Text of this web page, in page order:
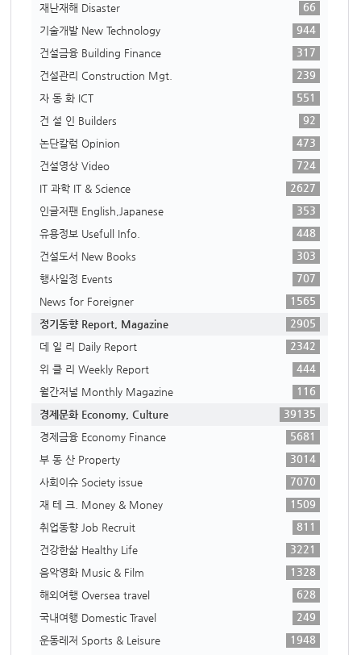
재난재해 Disaster
66
기술개발 New Technology
944
건설금융 Building Finance
317
건설관리 Construction Mgt.
239
자 동 화 ICT
551
건 설 인 Builders
92
논단칼럼 Opinion
473
건설영상 Video
724
IT 과학 IT & Science
2627
인글저팬 English,Japanese
353
유용정보 Usefull Info.
448
건설도서 New Books
303
행사일정 Events
707
News for Foreigner
1565
정기동향 Report, Magazine
2905
데 일 리 Daily Report
2342
위 클 리 Weekly Report
444
월간저널 Monthly Magazine
116
경제문화 Economy, Culture
39135
경제금융 Economy Finance
5681
부 동 산 Property
3014
사회이슈 Society issue
7070
재 테 크. Money & Money
1509
취업동향 Job Recruit
811
건강한삶 Healthy Life
3221
음악영화 Music & Film
1328
해외여행 Oversea travel
628
국내여행 Domestic Travel
249
운동레저 Sports & Leisure
1948